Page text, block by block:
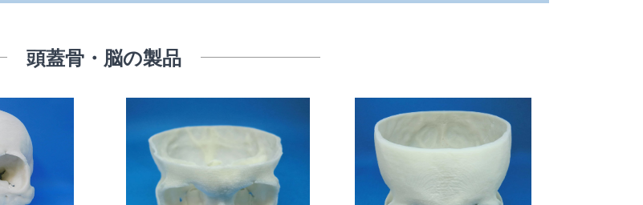
頭蓋骨・脳の製品